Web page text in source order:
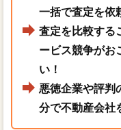
一括で査定を依
査定を比較する
ービス競争がお
い！
悪徳企業や評判
分で不動産会社